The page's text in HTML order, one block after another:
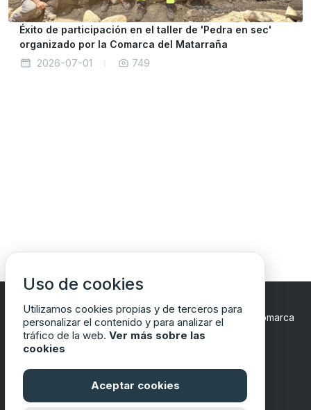
Éxito de participación en el taller de 'Pedra en sec'
organizado por la Comarca del Matarraña
2026-07-01
749
Copyrights © 2024 Todos los Derechos Reservados
Comarca
del Matarraña/Matarranya
Financiado por
Uso de cookies
Utilizamos cookies propias y de terceros para
personalizar el contenido y para analizar el
tráfico de la web. Ver más sobre las
cookies
Aceptar cookies